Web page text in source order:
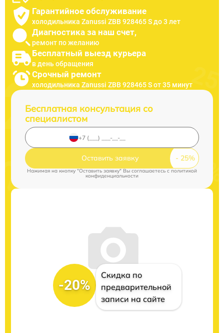
Гарантийное обслуживание
холодильника Zanussi ZBB 928465 S до 3 лет
Диагностика за наш счет,
ремонт по желанию
Бесплатный выезд курьера
в день обращения
Срочный ремонт
холодильника Zanussi ZBB 928465 S от 35 минут
Бесплатная консультация со
специалистом
Оставить заявку
Нажимая на кнопку "Оставить заявку" Вы соглашаетесь cполитикой
конфиденциальности
-20%
Скидка по
предварительной
записи на сайте